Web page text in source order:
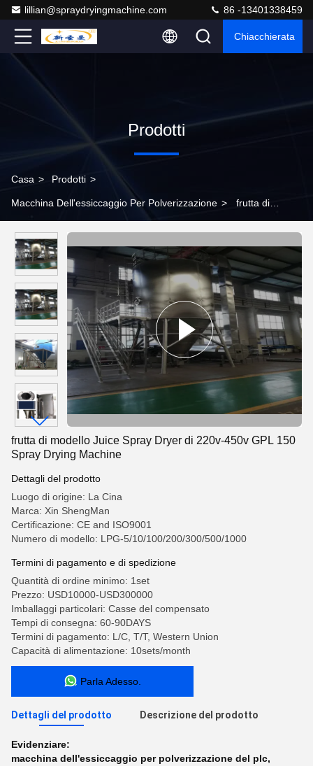
lillian@spraydryingmachine.com 86 -13401338459
Chiacchierata
Prodotti
Casa > Prodotti >
Macchina Dell'essiccaggio Per Polverizzazione > frutta di
Machine
frutta di modello Juice Spray Dryer di 220v-450v GPL 150
Spray Drying Machine
Dettagli del prodotto
Luogo di origine: La Cina
Marca: Xin ShengMan
Certificazione: CE and ISO9001
Numero di modello: LPG-5/10/100/200/300/500/1000
Termini di pagamento e di spedizione
Quantità di ordine minimo: 1set
Prezzo: USD10000-USD300000
Imballaggi particolari: Casse del compensato
Tempi di consegna: 60-90DAYS
Termini di pagamento: L/C, T/T, Western Union
Capacità di alimentazione: 10sets/month
Parla Adesso.
Dettagli del prodotto Descrizione del prodotto
Evidenziare:
macchina dell'essiccaggio per polverizzazione del plc,